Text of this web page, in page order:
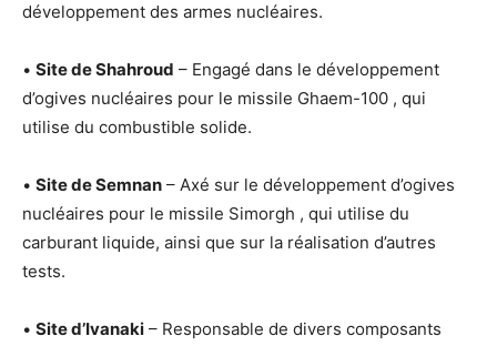
développement des armes nucléaires.
• Site de Shahroud – Engagé dans le développement
d’ogives nucléaires pour le missile Ghaem-100 , qui
utilise du combustible solide.
• Site de Semnan – Axé sur le développement d’ogives
nucléaires pour le missile Simorgh , qui utilise du
carburant liquide, ainsi que sur la réalisation d’autres
tests.
• Site d’Ivanaki – Responsable de divers composants